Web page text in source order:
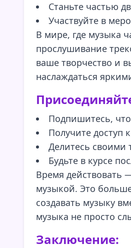
Станьте частью
Участвуйте в
В мире, где музыка
прослушивание
ваше творчество и
наслаждаться
Подпишитесь,
Получите доступ
Делитесь своими
Будьте в курсе
Время действовать
музыкой. Это
создавать музыку
музыка не просто
Заключение: